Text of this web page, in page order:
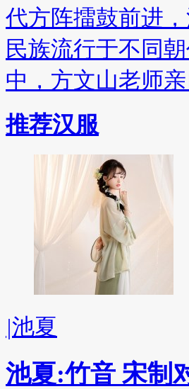
代方阵擂鼓前进
民族流行于不同
中，方文山老师
推荐汉服
|池夏
池夏:竹音 宋制